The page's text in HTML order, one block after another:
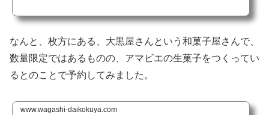
なんと、枚方にある、大黒屋さんという和菓子屋さんで、
数量限定ではあるものの、アマビエの生菓子をつくってい
るとのことで予約してみました。
www.wagashi-daikokuya.com